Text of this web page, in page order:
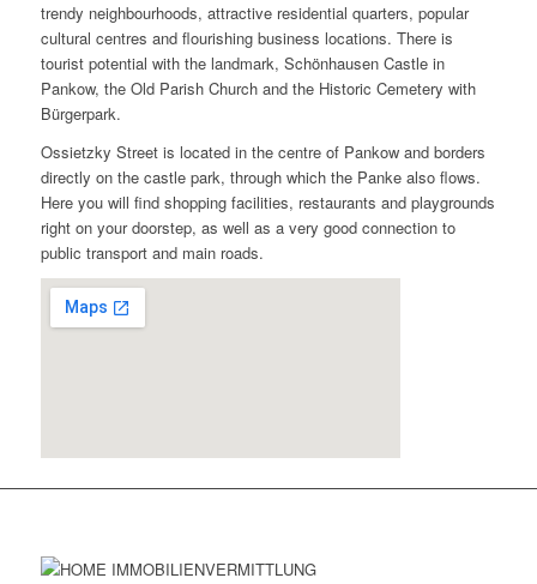
trendy neighbourhoods, attractive residential quarters, popular
cultural centres and flourishing business locations. There is
tourist potential with the landmark, Schönhausen Castle in
Pankow, the Old Parish Church and the Historic Cemetery with
Bürgerpark.
Ossietzky Street is located in the centre of Pankow and borders
directly on the castle park, through which the Panke also flows.
Here you will find shopping facilities, restaurants and playgrounds
right on your doorstep, as well as a very good connection to
public transport and main roads.